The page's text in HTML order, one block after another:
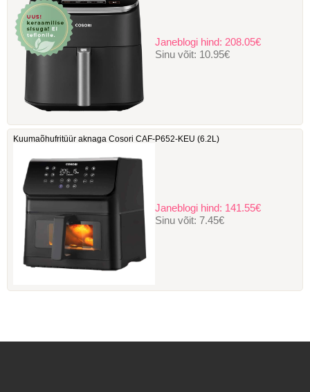
Janeblogi hind: 208.05€
Sinu võit: 10.95€
Kuumaõhufritüür aknaga Cosori ‎CAF-P652-KEU (6.2L)
Janeblogi hind: 141.55€
Sinu võit: 7.45€